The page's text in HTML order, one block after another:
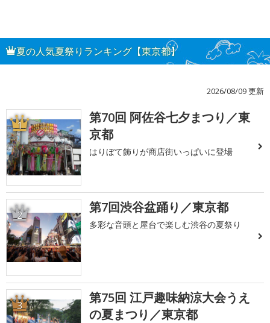
夏の人気夏祭りランキング【東京都】
2026/08/09 更新
1
第70回 阿佐谷七夕まつり／東
京都
はりぼて飾りが商店街いっぱいに登場
2 第7回渋谷盆踊り／東京都
多彩な音頭と屋台で楽しむ渋谷の夏祭り
3
第75回 江戸趣味納涼大会うえ
の夏まつり／東京都